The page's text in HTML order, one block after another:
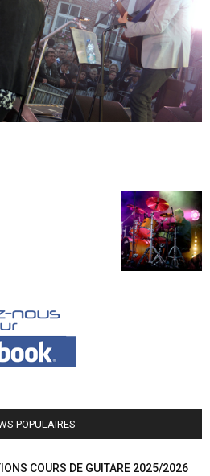
POPULAIRES
COURS DE GUITARE 2025/2026